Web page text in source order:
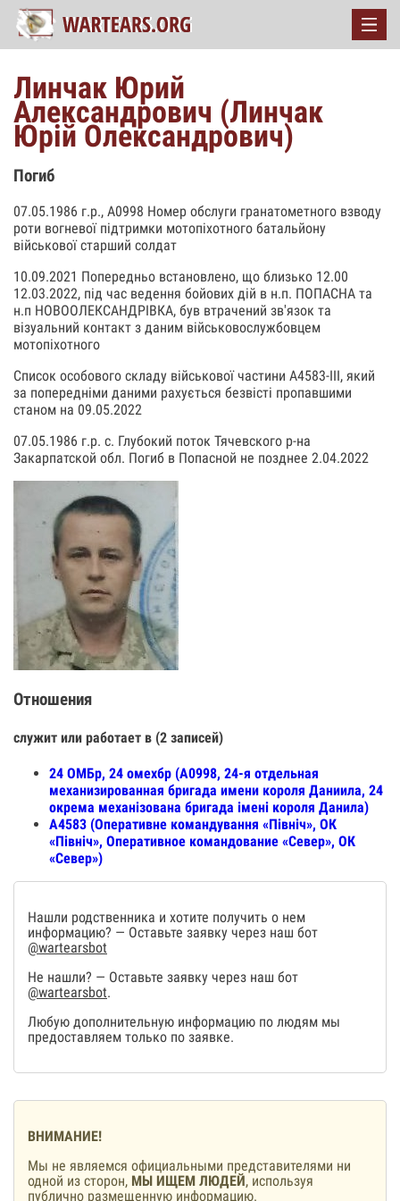
Линчак Юрий
Александрович (Линчак
Юрій Олександрович)
Погиб
07.05.1986 г.р., А0998 Номер обслуги гранатометного взводу
роти вогневої підтримки мотопіхотного батальйону
військової старший солдат
10.09.2021 Попередньо встановлено, що близько 12.00
12.03.2022, під час ведення бойових дій в н.п. ПОПАСНА та
н.п НОВООЛЕКСАНДРІВКА, був втрачений зв'язок та
візуальний контакт з даним військовослужбовцем
мотопіхотного
Список особового складу військової частини А4583-III, який
за попередніми даними рахується безвісті пропавшими
станом на 09.05.2022
07.05.1986 г.р. с. Глубокий поток Тячевского р-на
Закарпатской обл. Погиб в Попасной не позднее 2.04.2022
Отношения
служит или работает в (2 записей)
24 ОМБр, 24 омехбр (А0998, 24-я отдельная
механизированная бригада имени короля Даниила, 24
окрема механізована бригада імені короля Данила)
А4583 (Оперативне командування «Північ», ОК
«Північ», Оперативное командование «Север», ОК
«Север»)
Нашли родственника и хотите получить о нем
информацию? — Оставьте заявку через наш бот
@wartearsbot
Не нашли? — Оставьте заявку через наш бот
@wartearsbot.
Любую дополнительную информацию по людям мы
предоставляем только по заявке.
ВНИМАНИЕ!
Мы не являемся официальными представителями ни
одной из сторон, МЫ ИЩЕМ ЛЮДЕЙ, используя
публично размещенную информацию.